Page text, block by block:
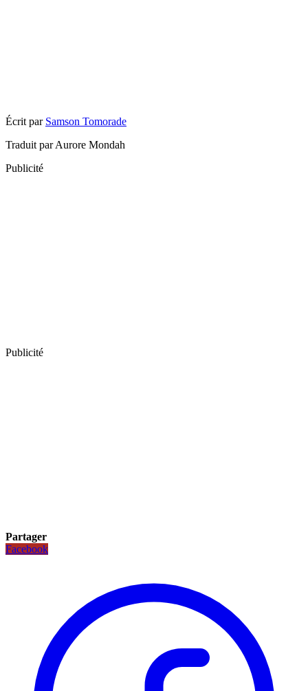
Écrit par Samson Tomorade
Traduit par Aurore Mondah
Publicité
Publicité
Partager
Facebook